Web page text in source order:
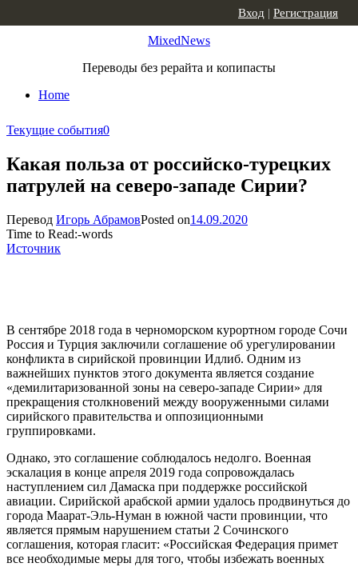
MixedNews
Переводы без рерайта и копипасты
Home
Вход | Регистрация
Текущие события0
Какая польза от российско-турецких
патрулей на северо-западе Сирии?
Перевод Игорь АбрамовPosted on14.09.2020
Time to Read:-words
Источник
В сентябре 2018 года в черноморском курортном городе Сочи
Россия и Турция заключили соглашение об урегулировании
конфликта в сирийской провинции Идлиб. Одним из
важнейших пунктов этого документа является создание
«демилитаризованной зоны на северо-западе Сирии» для
прекращения столкновений между вооруженными силами
сирийского правительства и оппозиционными
группировками.
Однако, это соглашение соблюдалось недолго. Военная
эскалация в конце апреля 2019 года сопровождалась
наступлением сил Дамаска при поддержке российской
авиации. Сирийской арабской армии удалось продвинуться до
города Маарат-Эль-Нуман в южной части провинции, что
является прямым нарушением статьи 2 Сочинского
соглашения, которая гласит: «Российская Федерация примет
все необходимые меры для того, чтобы избежать военных